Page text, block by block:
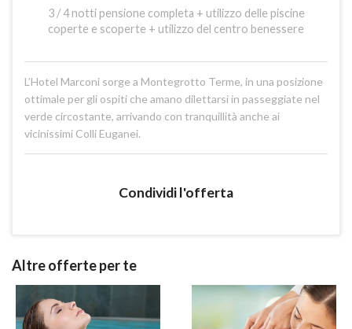
3 / 4 notti pensione completa + utilizzo delle piscine
coperte e scoperte + utilizzo del centro benessere
L’Hotel Marconi sorge a Montegrotto Terme, in una posizione
ottimale per gli ospiti che amano dilettarsi in passeggiate nel
verde circostante, arrivando con tranquillità anche ai
vicinissimi Colli Euganei.
Condividi l'offerta
Altre offerte per te